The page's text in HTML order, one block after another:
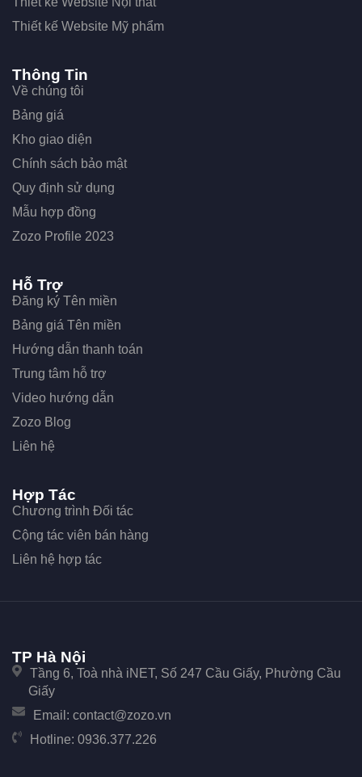
Thiết kế Website Mỹ phẩm
Thông Tin
Về chúng tôi
Bảng giá
Kho giao diện
Chính sách bảo mật
Quy định sử dụng
Mẫu hợp đồng
Zozo Profile 2023
Hỗ Trợ
Đăng ký Tên miền
Bảng giá Tên miền
Hướng dẫn thanh toán
Trung tâm hỗ trợ
Video hướng dẫn
Zozo Blog
Liên hệ
Hợp Tác
Chương trình Đối tác
Cộng tác viên bán hàng
Liên hệ hợp tác
TP Hà Nội
Tầng 6, Toà nhà iNET, Số 247 Cầu Giấy, Phường Cầu
Giấy
Email: contact@zozo.vn
Hotline: 0936.377.226